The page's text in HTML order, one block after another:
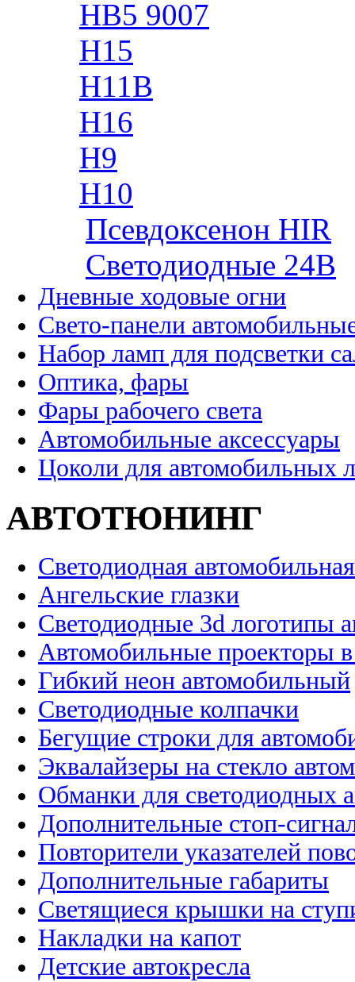
HB5 9007
H15
H11B
H16
H9
H10
Псевдоксенон HIR
Cветодиодные 24B
Дневные ходовые огни
Свето-панели
Набор ламп для подсветки
Оптика, фары
Фары рабочего света
Автомобильные аксессуары
Цоколи для автомобильных
АВТОТЮНИНГ
Светодиодная
Ангельские глазки
Светодиодные 3d логотипы
Автомобильные проекторы
Гибкий неон автомобильный
Светодиодные колпачки
Бегущие строки для
Эквалайзеры на стекло
Обманки для светодиодных
Дополнительные стоп-
Повторители указателей
Дополнительные габариты
Светящиеся крышки на
Накладки на капот
Детские автокресла